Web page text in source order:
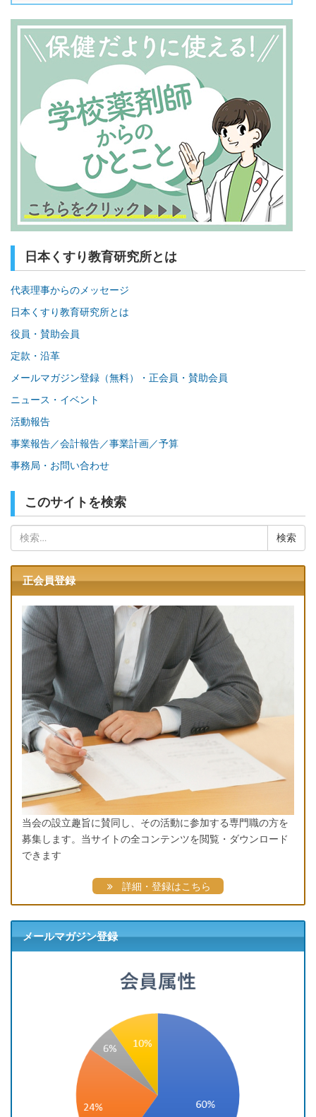
日本くすり教育研究所とは
代表理事からのメッセージ
日本くすり教育研究所とは
役員・賛助会員
定款・沿革
メールマガジン登録（無料）・正会員・賛助会員
ニュース・イベント
活動報告
事業報告／会計報告／事業計画／予算
事務局・お問い合わせ
このサイトを検索
索:
正会員登録
当会の設立趣旨に賛同し、その活動に参加する専門職の方を
募集します。当サイトの全コンテンツを閲覧・ダウンロード
できます
詳細・登録はこちら
メールマガジン登録